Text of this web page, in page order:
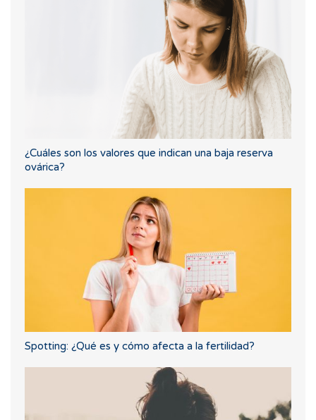
¿Cuáles son los valores que indican una baja reserva
ovárica?
Spotting: ¿Qué es y cómo afecta a la fertilidad?